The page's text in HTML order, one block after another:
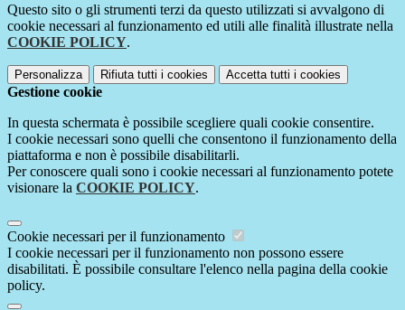
Questo sito o gli strumenti terzi da questo utilizzati si avvalgono di
cookie necessari al funzionamento ed utili alle finalità illustrate nella
COOKIE POLICY.
Personalizza Rifiuta tutti i cookies Accetta tutti i cookies
Gestione cookie
In questa schermata è possibile scegliere quali cookie consentire.
I cookie necessari sono quelli che consentono il funzionamento della
piattaforma e non è possibile disabilitarli.
Per conoscere quali sono i cookie necessari al funzionamento potete
visionare la COOKIE POLICY.
Cookie necessari per il funzionamento
I cookie necessari per il funzionamento non possono essere
disabilitati. È possibile consultare l'elenco nella pagina della cookie
policy.